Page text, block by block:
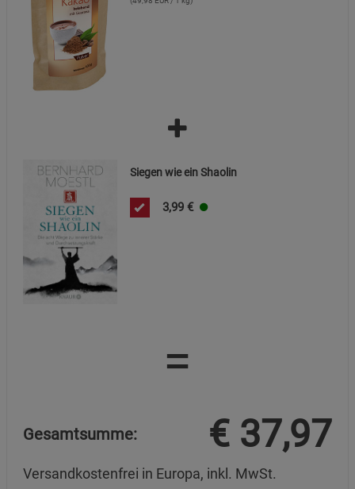
Siegen wie ein Shaolin
3,99 €
=
Gesamtsumme: € 37,97
Versandkostenfrei in Europa, inkl. MwSt.